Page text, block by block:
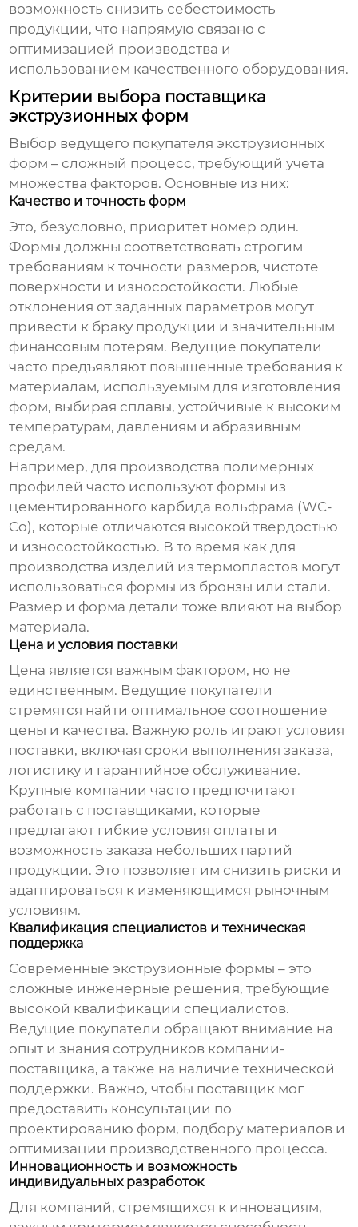
возможность снизить себестоимость
продукции, что напрямую связано с
оптимизацией производства и
использованием качественного оборудования.
Критерии выбора поставщика
экструзионных форм
Выбор ведущего покупателя экструзионных
форм – сложный процесс, требующий учета
множества факторов. Основные из них:
Качество и точность форм
Это, безусловно, приоритет номер один.
Формы должны соответствовать строгим
требованиям к точности размеров, чистоте
поверхности и износостойкости. Любые
отклонения от заданных параметров могут
привести к браку продукции и значительным
финансовым потерям. Ведущие покупатели
часто предъявляют повышенные требования к
материалам, используемым для изготовления
форм, выбирая сплавы, устойчивые к высоким
температурам, давлениям и абразивным
средам.
Например, для производства полимерных
профилей часто используют формы из
цементированного карбида вольфрама (WC-
Co), которые отличаются высокой твердостью
и износостойкостью. В то время как для
производства изделий из термопластов могут
использоваться формы из бронзы или стали.
Размер и форма детали тоже влияют на выбор
материала.
Цена и условия поставки
Цена является важным фактором, но не
единственным. Ведущие покупатели
стремятся найти оптимальное соотношение
цены и качества. Важную роль играют условия
поставки, включая сроки выполнения заказа,
логистику и гарантийное обслуживание.
Крупные компании часто предпочитают
работать с поставщиками, которые
предлагают гибкие условия оплаты и
возможность заказа небольших партий
продукции. Это позволяет им снизить риски и
адаптироваться к изменяющимся рыночным
условиям.
Квалификация специалистов и техническая
поддержка
Современные экструзионные формы – это
сложные инженерные решения, требующие
высокой квалификации специалистов.
Ведущие покупатели обращают внимание на
опыт и знания сотрудников компании-
поставщика, а также на наличие технической
поддержки. Важно, чтобы поставщик мог
предоставить консультации по
проектированию форм, подбору материалов и
оптимизации производственного процесса.
Инновационность и возможность
индивидуальных разработок
Для компаний, стремящихся к инновациям,